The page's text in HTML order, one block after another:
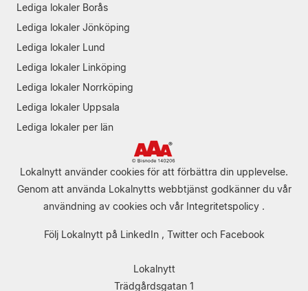
Lediga lokaler Borås
Lediga lokaler Jönköping
Lediga lokaler Lund
Lediga lokaler Linköping
Lediga lokaler Norrköping
Lediga lokaler Uppsala
Lediga lokaler per län
Lokalnytt använder cookies för att förbättra din upplevelse.
Genom att använda Lokalnytts webbtjänst godkänner du vår
användning av cookies och vår Integritetspolicy .
Följ Lokalnytt på LinkedIn, Twitteroch Facebook
Lokalnytt
Trädgårdsgatan 1